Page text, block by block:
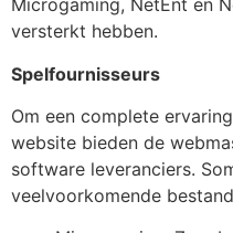
Microgaming, NetEnt en
versterkt hebben.
Spelfournisseurs
Om een complete
website bieden de
software leveranciers.
veelvoorkomende